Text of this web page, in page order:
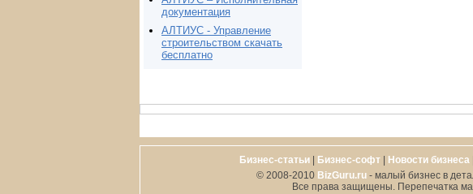
документация
АЛТИУС - Управление
строительством скачать
бесплатно
Бизнес-статьи| Бизнес-софт| Новости бизнеса
© 2008-2010 BizGuru.ru- малый бизнес в
Все права защищены. Перепечатка